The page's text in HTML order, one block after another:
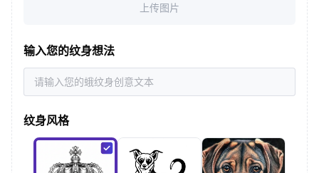
上传图片
输入您的纹身想法
纹身风格